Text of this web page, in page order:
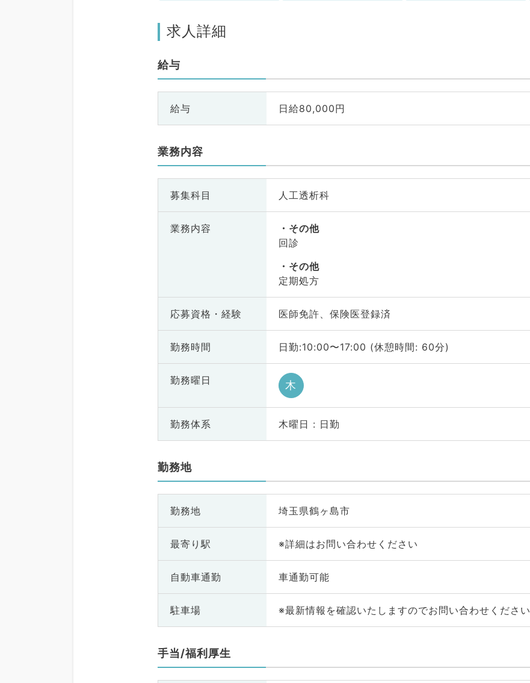
求人詳細
給与
給与 日給80,000円
業務内容
募集科目 人工透析科
業務内容
その他
回診
その他
定期処方
応募資格・ 経験 医師免許、保険医登録済
勤務時間 日勤:10:00〜17:00 (休憩時間: 60分)
勤務曜日 木
勤務体系 木曜日 : 日勤
勤務地
勤務地 埼玉県鶴ヶ島市
最寄り駅 ※詳細はお問い合わせください
自動車通勤 車通勤可能
駐車場 ※最新情報を確認いたしますのでお問い合わせください
手当/福利厚生